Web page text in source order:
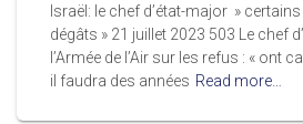
Israël: le chef d’état-major »
dégâts » 21 juillet 2023 503 Le chef
l’Armée de l’Air sur les refus : « ont
il faudra des années Read more…